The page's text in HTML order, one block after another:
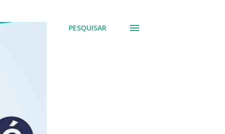
PESQUISAR